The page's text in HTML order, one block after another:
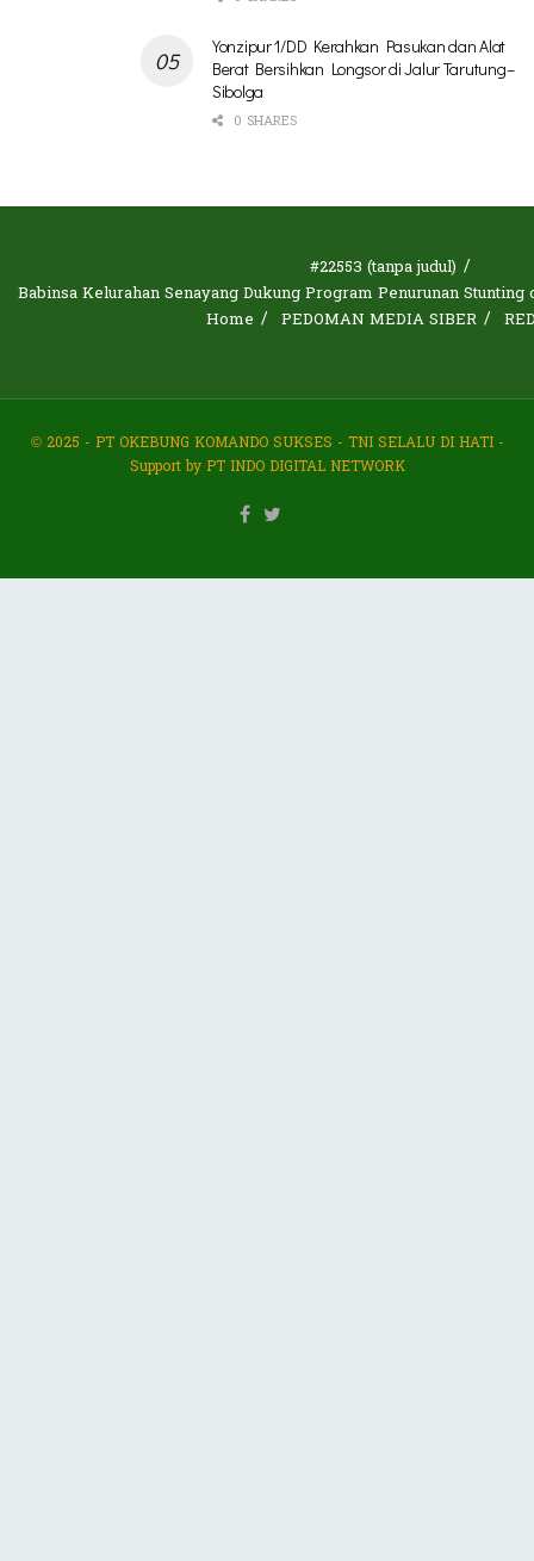
Yonzipur 1/DD Kerahkan Pasukan dan Alat
Berat Bersihkan Longsor di Jalur Tarutung–
Sibolga
0 SHARES
#22553 (tanpa judul)
Babinsa Kelurahan Senayang Dukung Program Penurunan
Home
PEDOMAN MEDIA SIBER
© 2025 - PT OKEBUNG KOMANDO SUKSES - TNI SELALU DI HATI -
Support by PT INDO DIGITAL NETWORK